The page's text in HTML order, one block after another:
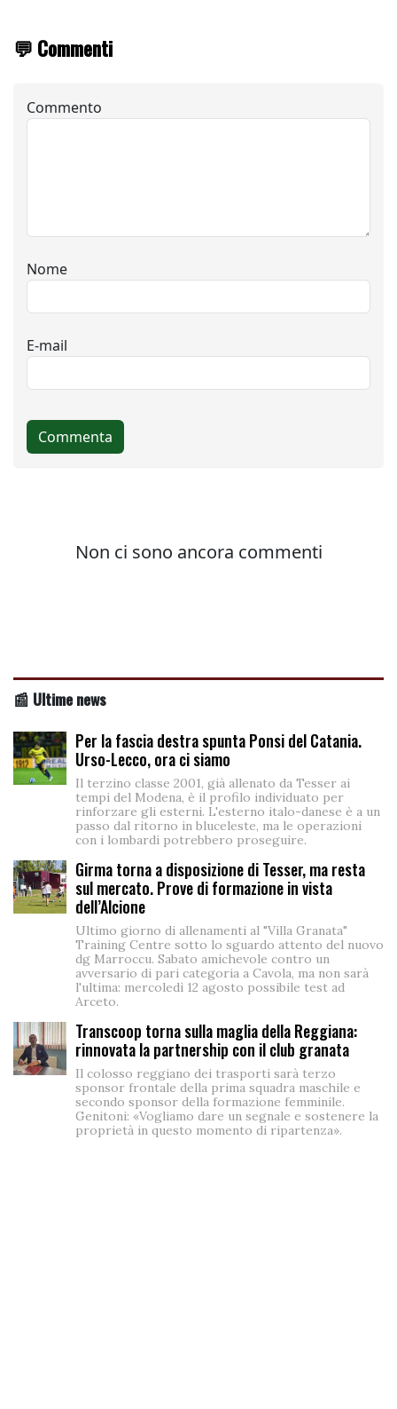
💬 Commenti
📰 Ultime news
Per la fascia destra spunta Ponsi del Catania.
Urso-Lecco, ora ci siamo
Il terzino classe 2001, già allenato da Tesser ai
tempi del Modena, è il profilo individuato per
rinforzare gli esterni. L'esterno italo-danese è a un
passo dal ritorno in bluceleste, ma le operazioni
con i lombardi potrebbero proseguire.
Girma torna a disposizione di Tesser, ma resta
sul mercato. Prove di formazione in vista
dell’Alcione
Ultimo giorno di allenamenti al "Villa Granata"
Training Centre sotto lo sguardo attento del nuovo
dg Marroccu. Sabato amichevole contro un
avversario di pari categoria a Cavola, ma non sarà
l'ultima: mercoledì 12 agosto possibile test ad
Arceto.
Transcoop torna sulla maglia della Reggiana:
rinnovata la partnership con il club granata
Il colosso reggiano dei trasporti sarà terzo
sponsor frontale della prima squadra maschile e
secondo sponsor della formazione femminile.
Genitoni: «Vogliamo dare un segnale e sostenere la
proprietà in questo momento di ripartenza».